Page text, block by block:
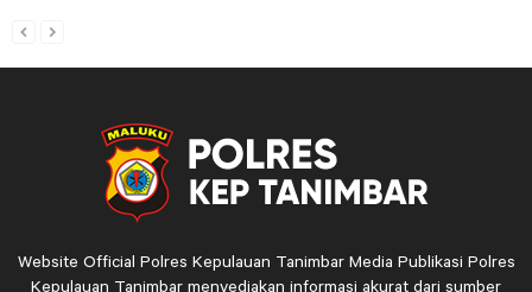
Website Official Polres Kepulauan Tanimbar Media Publikasi Polres
Kepulauan Tanimbar menyediakan informasi akurat dari sumber